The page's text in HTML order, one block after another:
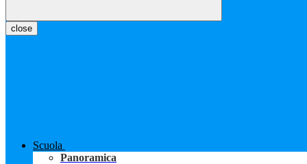
close
Scuola
Panoramica